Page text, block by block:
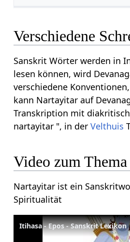
Verschiedene
Sanskrit Wörter werden in
lesen können, wird
verschiedene
kann Nartayitar auf
Transkription mit
nartayitar ", in derVelthuis
Video zum
Nartayitar ist ein
Spiritualität
Itihasa - Epos - Sanskrit Lexikon